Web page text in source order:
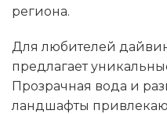
региона.
Для любителей
предлагает
Прозрачная вода и
ландшафты